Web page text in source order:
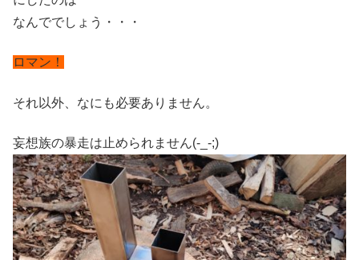
なんででしょう・・・
ロマン！
それ以外、なにも必要ありません。
妄想族の暴走は止められません(-_-;)